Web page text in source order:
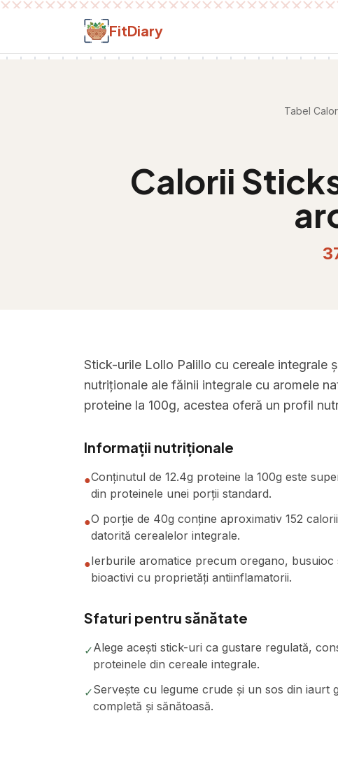
Salt la conținut
FitDiary
Tabel
Calorii
Stick-urile Lollo Palillo cu cereale integrale
nutriționale ale făinii integrale cu aromele
proteine la 100g, acestea oferă un profil
Informații nutriționale
●Conținutul de 12.4g proteine la 100g este
din proteinele unei porții standard.
●O porție de 40g conține aproximativ 152
datorită cerealelor integrale.
●Ierburile aromatice precum oregano,
bioactivi cu proprietăți antiinflamatorii.
Sfaturi pentru sănătate
✓Alege acești stick-uri ca gustare regulată,
proteinele din cereale integrale.
✓Servește cu legume crude și un sos din
completă și sănătoasă.